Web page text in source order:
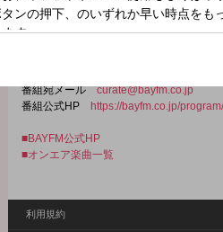
音楽カルチャーを支え、独自のスタイ
ェルジュ媒体とBAYFMがタッグ。独自
番組宛メールcurate@bayfm.co.jp
番組公式HP
https://bayfm.co.jp/
■BAYFM公式HP
■オンエア楽曲一覧
利用規約